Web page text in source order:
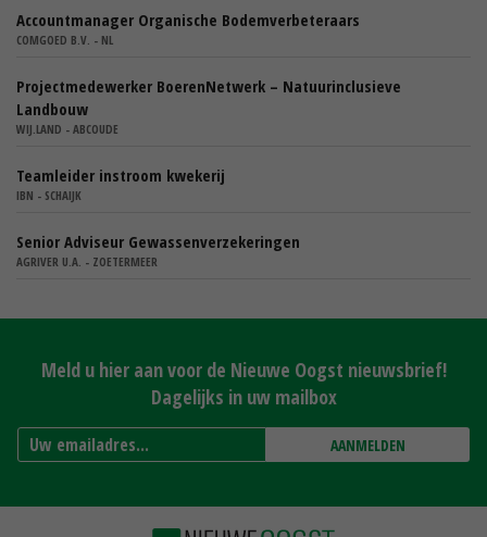
Accountmanager Organische Bodemverbeteraars
COMGOED B.V. - NL
Projectmedewerker BoerenNetwerk – Natuurinclusieve
Landbouw
WIJ.LAND - ABCOUDE
Teamleider instroom kwekerij
IBN - SCHAIJK
Senior Adviseur Gewassenverzekeringen
AGRIVER U.A. - ZOETERMEER
Meld u hier aan voor de Nieuwe Oogst nieuwsbrief!
Dagelijks in uw mailbox
AANMELDEN